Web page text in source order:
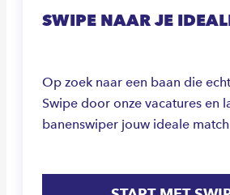
SWIPE NAAR JE
Op zoek naar een baan die
Swipe door onze vacatures en
banenswiper jouw ideale